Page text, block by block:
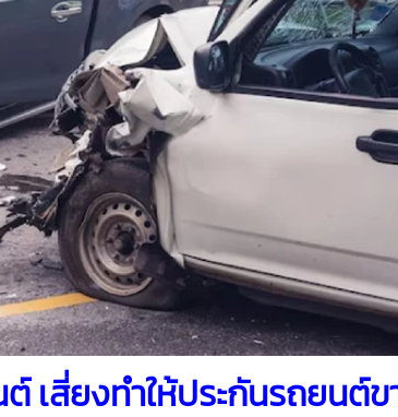
ต์เสี่ยงทำให้ประกันรถยนต์ข